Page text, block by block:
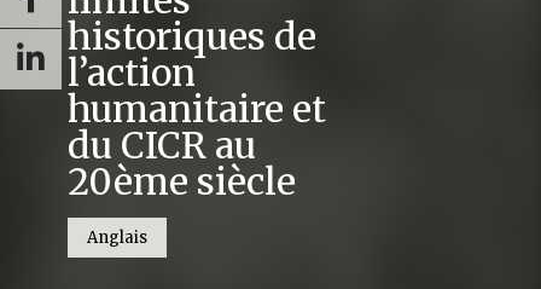
historiques de
l’action
humanitaire et
du CICR au
20ème siècle
Anglais